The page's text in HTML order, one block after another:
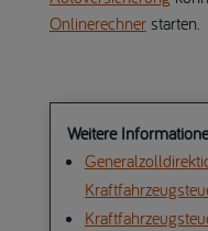
Onlinerechnerstarten.
Weitere